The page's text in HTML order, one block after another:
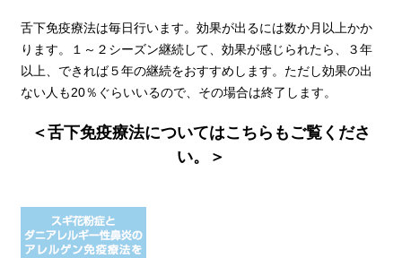
舌下免疫療法は毎日行います。効果が出るには数か月以上かか
ります。１～２シーズン継続して、効果が感じられたら、３年
以上、できれば５年の継続をおすすめします。ただし効果の出
ない人も20％ぐらいいるので、その場合は終了します。
＜舌下免疫療法についてはこちらもご覧くださ
い。＞